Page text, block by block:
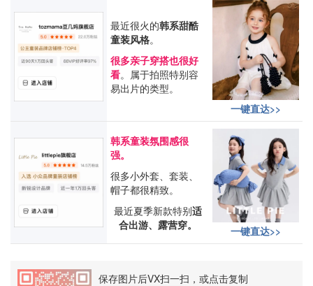
最近很火的韩系甜酷
童装风格。
很多亲子穿搭也很好
看。属于拍照特别容
易出片的类型。
一键直达>>
韩系童装氛围感很
强。
很多小外套、套装、
帽子都很精致。
最近夏季新款特别适
合出游、露营穿。
一键直达>>
保存图片后VX扫一扫，或点击复制